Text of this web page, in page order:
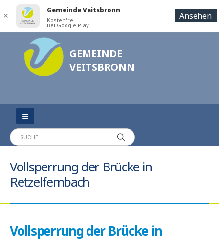
GEMEINDE
VEITSBRONN
Vollsperrung der Brücke in
Retzelfembach
Vollsperrung der Brücke in
✕
Gemeinde Veitsbronn
Kostenfrei
Bei Google Play
Ansehen